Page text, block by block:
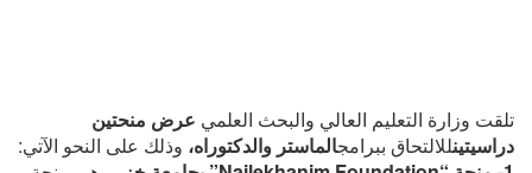
تلقت وزارة التعليم العالي والبحث العلمي عرض منحتين
دراسيتينللالتحاق ببرامجالماستر والدكتوراه، وذلك على النحو الآتي: